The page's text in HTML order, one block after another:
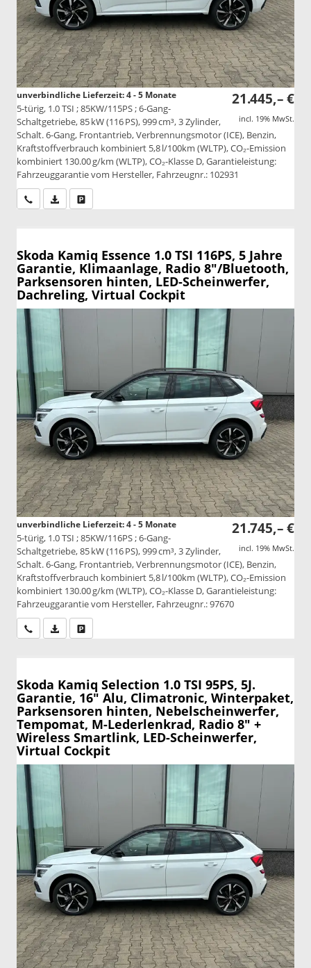
21.445,– €
incl. 19% MwSt.
unverbindliche Lieferzeit: 4 - 5 Monate
5-türig, 1.0 TSI ; 85KW/115PS ; 6-Gang-
Schaltgetriebe, 85 kW (116 PS), 999 cm³, 3 Zylinder,
Schalt. 6-Gang, Frontantrieb, Verbrennungsmotor (ICE), Benzin,
Kraftstoffverbrauch kombiniert 5,8 l/100km (WLTP), CO₂-Emission
kombiniert 130.00 g/km (WLTP), CO₂-Klasse D, Garantieleistung:
Fahrzeuggarantie vom Hersteller, Fahrzeugnr.: 102931
Wir rufen Sie anPDF-Datei, Fahrzeugexposé drucken
Skoda Kamiq Essence 1.0 TSI 116PS, 5 Jahre
Garantie, Klimaanlage, Radio 8"/Bluetooth,
Parksensoren hinten, LED-Scheinwerfer,
Dachreling, Virtual Cockpit
21.745,– €
incl. 19% MwSt.
unverbindliche Lieferzeit: 4 - 5 Monate
5-türig, 1.0 TSI ; 85KW/116PS ; 6-Gang-
Schaltgetriebe, 85 kW (116 PS), 999 cm³, 3 Zylinder,
Schalt. 6-Gang, Frontantrieb, Verbrennungsmotor (ICE), Benzin,
Kraftstoffverbrauch kombiniert 5,8 l/100km (WLTP), CO₂-Emission
kombiniert 130.00 g/km (WLTP), CO₂-Klasse D, Garantieleistung:
Fahrzeuggarantie vom Hersteller, Fahrzeugnr.: 97670
Wir rufen Sie anPDF-Datei, Fahrzeugexposé drucken
Skoda Kamiq Selection 1.0 TSI 95PS, 5J.
Garantie, 16" Alu, Climatronic, Winterpaket,
Parksensoren hinten, Nebelscheinwerfer,
Tempomat, M-Lederlenkrad, Radio 8" +
Wireless Smartlink, LED-Scheinwerfer,
Virtual Cockpit